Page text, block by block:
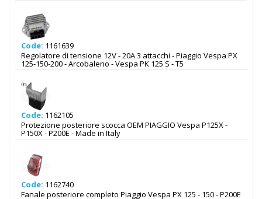
Code: 1161639
Regolatore di tensione 12V - 20A 3 attacchi - Piaggio Vespa PX
125-150-200 - Arcobaleno - Vespa PK 125 S - T5
Code: 1162105
Protezione posteriore scocca OEM PIAGGIO Vespa P125X -
P150X - P200E - Made in Italy
Code: 1162740
Fanale posteriore completo Piaggio Vespa PX 125 - 150 - P200E